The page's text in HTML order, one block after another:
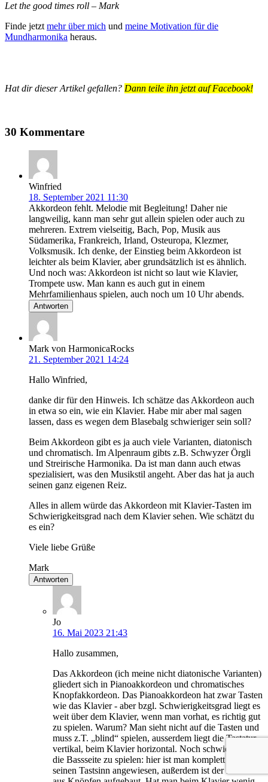
Let the good times roll – Mark
Finde jetzt mehr über mich und meine Motivation für die
Mundharmonika heraus.
Hat dir dieser Artikel gefallen? Dann teile ihn jetzt auf Facebook!
30 Kommentare
Winfried
18. September 2021 11:30
Akkordeon fehlt. Melodie mit Begleitung! Daher nie
langweilig, kann man sehr gut allein spielen oder auch zu
mehreren. Extrem vielseitig, Bach, Pop, Musik aus
Südamerika, Frankreich, Irland, Osteuropa, Klezmer,
Volksmusik. Ich denke, der Einstieg beim Akkordeon ist
leichter als beim Klavier, aber grundsätzlich ist es ähnlich.
Und noch was: Akkordeon ist nicht so laut wie Klavier,
Trompete usw. Man kann es auch gut in einem
Mehrfamilienhaus spielen, auch noch um 10 Uhr abends.
Antworten
Mark von HarmonicaRocks
21. September 2021 14:24
Hallo Winfried,
danke dir für den Hinweis. Ich schätze das Akkordeon auch
in etwa so ein, wie ein Klavier. Habe mir aber mal sagen
lassen, dass es wegen dem Blasebalg schwieriger sein soll?
Beim Akkordeon gibt es ja auch viele Varianten, diatonisch
und chromatisch. Im Alpenraum gibts z.B. Schwyzer Örgli
und Streirische Harmonika. Da ist man dann auch etwas
spezialisiert, was den Musikstil angeht. Aber das hat ja auch
seinen ganz eigenen Reiz.
Alles in allem würde das Akkordeon mit Klavier-Tasten im
Schwierigkeitsgrad nach dem Klavier sehen. Wie schätzt du
es ein?
Viele liebe Grüße
Mark
Antworten
Jo
16. Mai 2023 21:43
Hallo zusammen,
Das Akkordeon (ich meine nicht diatonische Varianten)
gliedert sich in Pianoakkordeon und chromatisches
Knopfakkordeon. Das Pianoakkordeon hat zwar Tasten
wie das Klavier - aber bzgl. Schwierigkeitsgrad liegt es
weit über dem Klavier, wenn man vorhat, es richtig gut
zu spielen. Warum? Man sieht nicht auf die Tasten und
muss z.T. „blind“ spielen, ausserdem liegt die Tastatur
vertikal, beim Klavier horizontal. Noch schwieriger ist
die Bassseite zu spielen: hier ist man komplett auf
seinen Tastsinn angewiesen, außerdem ist der Bass nur